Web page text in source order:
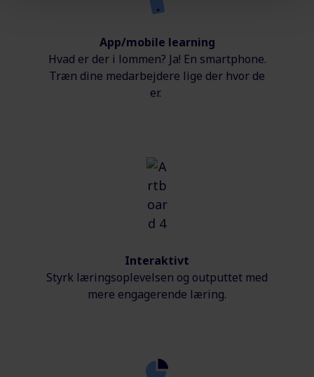
App/mobile learning
Hvad er der i lommen? Ja! En smartphone.
Træn dine medarbejdere lige der hvor de
er.
Interaktivt
Styrk læringsoplevelsen og outputtet med
mere engagerende læring.